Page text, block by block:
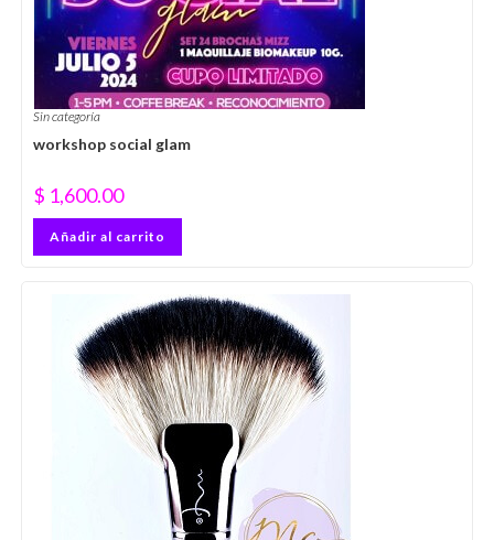
Sin categoría
workshop social glam
$ 1,600.00
Añadir al carrito